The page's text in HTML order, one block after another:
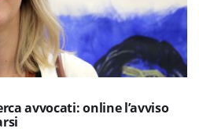
avvocati: online l’avviso